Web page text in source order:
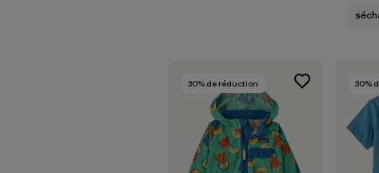
30% de réduction 30%